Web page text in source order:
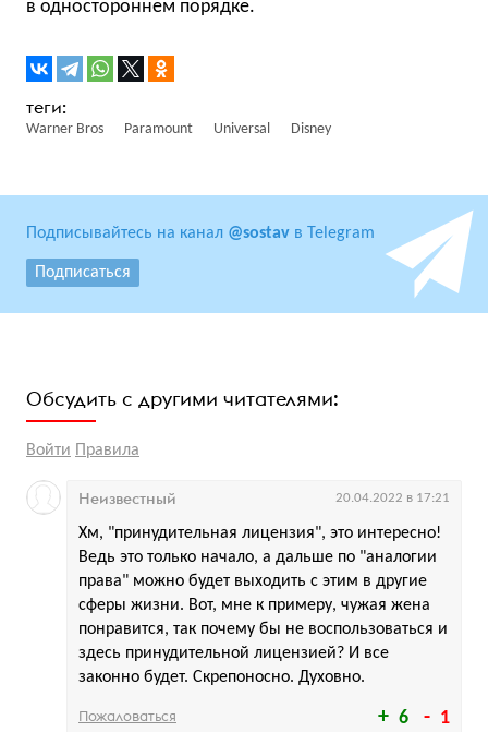
в одностороннем порядке.
Warner Bros Paramount Universal Disney
Подписывайтесь на канал @sostav в Telegram
Подписаться
Обсудить с другими читателями:
Войти Правила
6 1
Хм, "принудительная лицензия", это интересно!
Ведь это только начало, а дальше по "аналогии
права" можно будет выходить с этим в другие
сферы жизни. Вот, мне к примеру, чужая жена
понравится, так почему бы не воспользоваться и
здесь принудительной лицензией? И все
законно будет. Скрепоносно. Духовно.
Неизвестный 20.04.2022 в 17:21
Пожаловаться